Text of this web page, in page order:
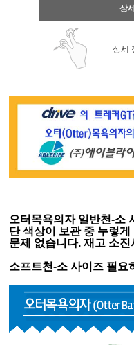
상
상세
오터목욕의자 일반천-소
단 색상이 보관 중 누렇
문제 없습니다. 재고 소
소프트천-소 사이즈 필요